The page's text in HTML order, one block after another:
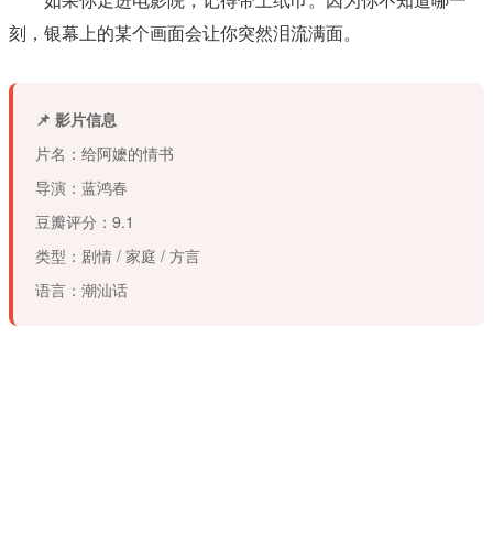
刻，银幕上的某个画面会让你突然泪流满面。
📌 影片信息
片名：给阿嬷的情书
导演：蓝鸿春
豆瓣评分：9.1
类型：剧情 / 家庭 / 方言
语言：潮汕话